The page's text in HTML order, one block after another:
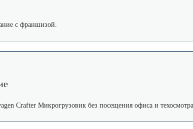
с франшизой.
Crafter Микрогрузовик без посещения офиса и техосмотра